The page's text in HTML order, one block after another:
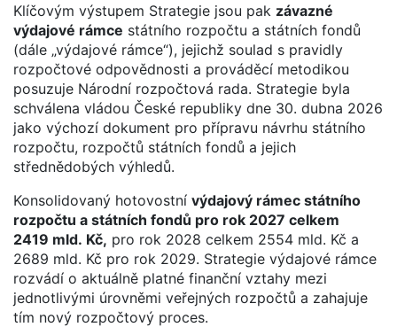
Klíčovým výstupem Strategie jsou pak závazné
výdajové rámce státního rozpočtu a státních fondů
(dále „výdajové rámce“), jejichž soulad s pravidly
rozpočtové odpovědnosti a prováděcí metodikou
posuzuje Národní rozpočtová rada. Strategie byla
schválena vládou České republiky dne 30. dubna 2026
jako výchozí dokument pro přípravu návrhu státního
rozpočtu, rozpočtů státních fondů a jejich
střednědobých výhledů.
Konsolidovaný hotovostní výdajový rámec státního
rozpočtu a státních fondů pro rok 2027 celkem
2419 mld. Kč, pro rok 2028 celkem 2554 mld. Kč a
2689 mld. Kč pro rok 2029. Strategie výdajové rámce
rozvádí o aktuálně platné finanční vztahy mezi
jednotlivými úrovněmi veřejných rozpočtů a zahajuje
tím nový rozpočtový proces.